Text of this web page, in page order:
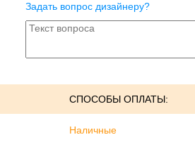
Задать вопрос дизайнеру?
СПОСОБЫ ОПЛАТЫ:
Наличные